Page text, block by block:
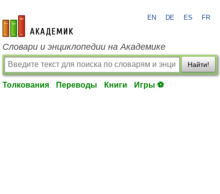
academic.ru
EN DE ES FR
Словари и энциклопедии на Академике
Найти!
Толкования Переводы Книги Игры ⚽